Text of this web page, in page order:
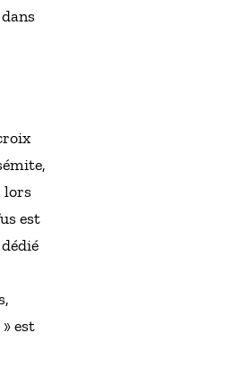
lors
est
» est